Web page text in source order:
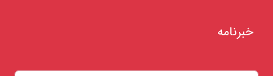
خبرنامه